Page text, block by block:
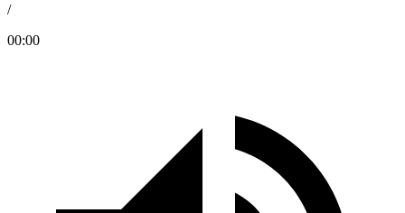
/
00:00